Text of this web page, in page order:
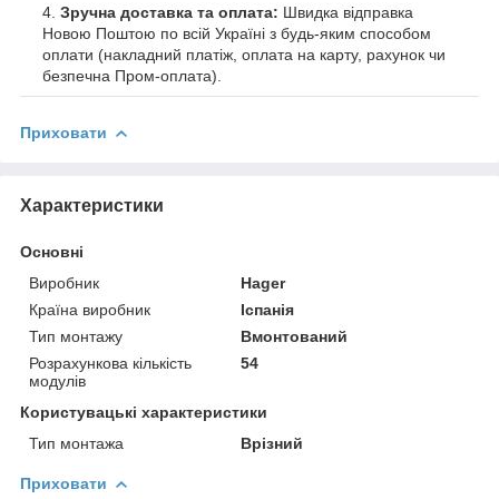
Зручна доставка та оплата: Швидка відправка
Новою Поштою по всій Україні з будь-яким способом
оплати (накладний платіж, оплата на карту, рахунок чи
безпечна Пром-оплата).
Приховати
Характеристики
Основні
Виробник
Hager
Країна виробник
Іспанія
Тип монтажу
Вмонтований
Розрахункова кількість
модулів
54
Користувацькі характеристики
Тип монтажа
Врізний
Приховати